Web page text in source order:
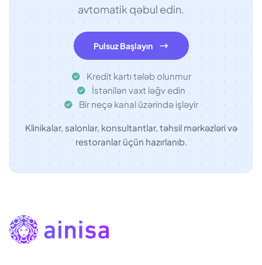
avtomatik qəbul edin.
Pulsuz Başlayın
Kredit kartı tələb olunmur
İstənilən vaxt ləğv edin
Bir neçə kanal üzərində işləyir
Klinikalar, salonlar, konsultantlar, təhsil mərkəzləri və
restoranlar üçün hazırlanıb.